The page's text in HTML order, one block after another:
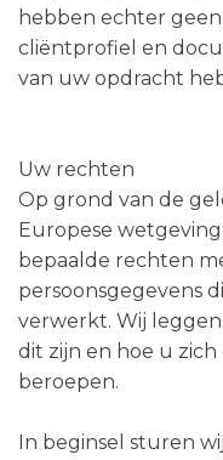
hebben echter
cliëntprofiel en
van uw opdracht
Uw rechten
Op grond van de
Europese
bepaalde rechten
persoonsgegevens
verwerkt. Wij
dit zijn en hoe u
beroepen.
In beginsel sturen